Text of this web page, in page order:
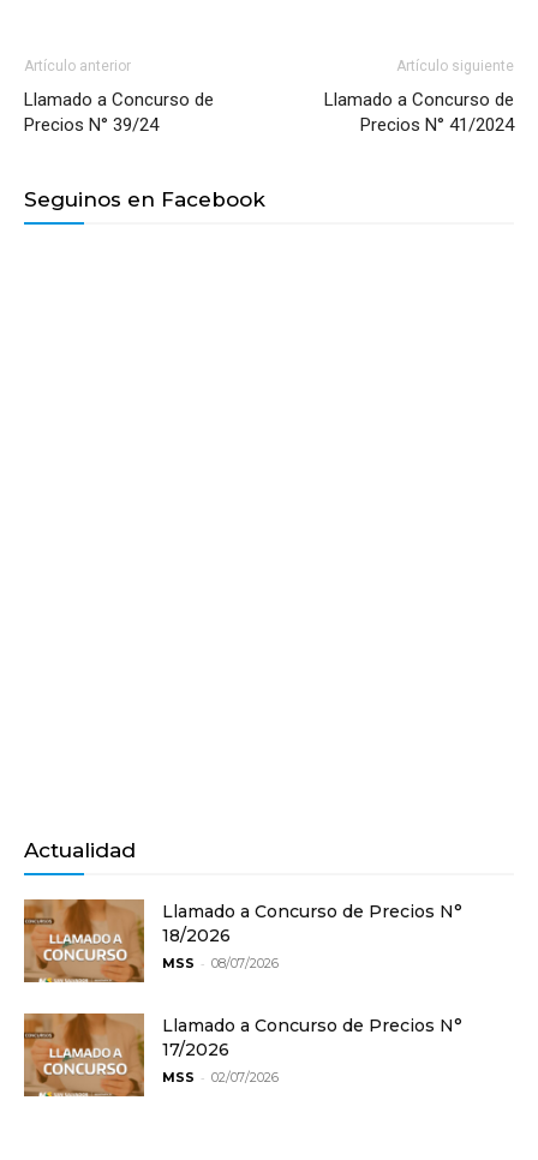
Artículo anterior
Llamado a Concurso de
Precios N° 39/24
Artículo siguiente
Llamado a Concurso de
Precios N° 41/2024
Seguinos en Facebook
Actualidad
Llamado a Concurso de Precios N°
18/2026
MSS - 08/07/2026
Llamado a Concurso de Precios N°
17/2026
MSS - 02/07/2026